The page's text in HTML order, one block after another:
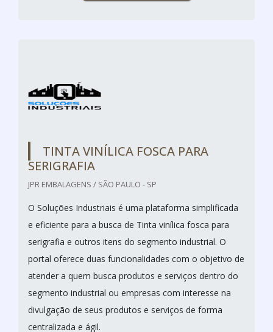
TINTA VINÍLICA FOSCA PARA
SERIGRAFIA
JPR EMBALAGENS / SÃO PAULO - SP
O Soluções Industriais é uma plataforma simplificada
e eficiente para a busca de Tinta vinílica fosca para
serigrafia e outros itens do segmento industrial. O
portal oferece duas funcionalidades com o objetivo de
atender a quem busca produtos e serviços dentro do
segmento industrial ou empresas com interesse na
divulgação de seus produtos e serviços de forma
centralizada e ágil.